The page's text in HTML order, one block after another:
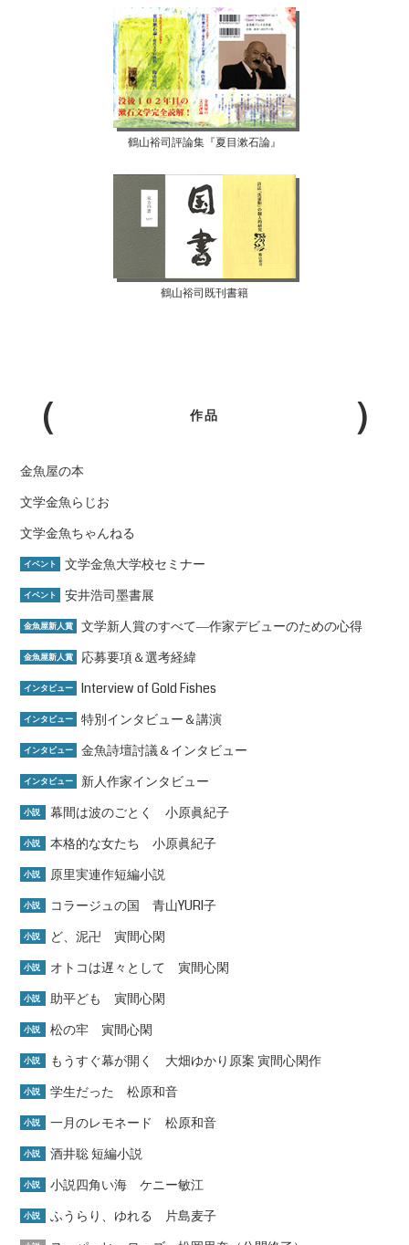
鶴山裕司評論集『夏目漱石論』
鶴山裕司既刊書籍
作品
金魚屋の本
文学金魚らじお
文学金魚ちゃんねる
イベント 文学金魚大学校セミナー
イベント 安井浩司墨書展
金魚屋新人賞 文学新人賞のすべて―作家デビューのための心得
金魚屋新人賞 応募要項＆選考経緯
インタビュー Interview of Gold Fishes
インタビュー 特別インタビュー＆講演
インタビュー 金魚詩壇討議＆インタビュー
インタビュー 新人作家インタビュー
小説 幕間は波のごとく 小原眞紀子
小説 本格的な女たち 小原眞紀子
小説 原里実連作短編小説
小説 コラージュの国 青山YURI子
小説 ど、泥卍 寅間心閑
小説 オトコは遅々として 寅間心閑
小説 助平ども 寅間心閑
小説 松の牢 寅間心閑
小説 もうすぐ幕が開く 大畑ゆかり原案 寅間心閑作
小説 学生だった 松原和音
小説 一月のレモネード 松原和音
小説 酒井聡 短編小説
小説 小説四角い海 ケニー敏江
小説 ふうらり、ゆれる 片島麦子